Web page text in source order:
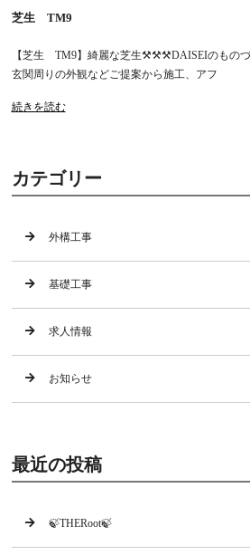
芝生 TM9
【芝生 TM9】綺麗な芝生⚒⚒⚒DAISEIのもの
玄関周りの外観などご提案から施工、アフ
続きを読む
カテゴリー
外構工事
基礎工事
求人情報
お知らせ
最近の投稿
🍃THERoot🍃